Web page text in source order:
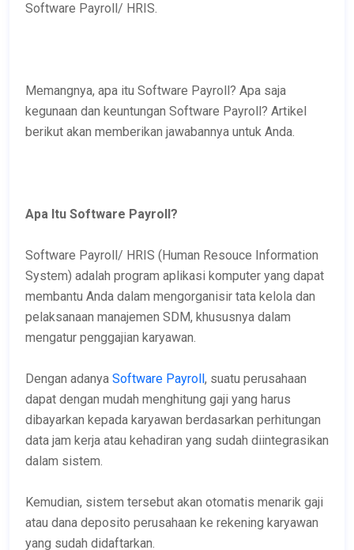
Software Payroll/ HRIS.
Memangnya, apa itu Software Payroll? Apa saja
kegunaan dan keuntungan Software Payroll? Artikel
berikut akan memberikan jawabannya untuk Anda.
Apa Itu Software Payroll?
Software Payroll/ HRIS (Human Resouce Information
System) adalah program aplikasi komputer yang dapat
membantu Anda dalam mengorganisir tata kelola dan
pelaksanaan manajemen SDM, khususnya dalam
mengatur penggajian karyawan.
Dengan adanya Software Payroll , suatu perusahaan
dapat dengan mudah menghitung gaji yang harus
dibayarkan kepada karyawan berdasarkan perhitungan
data jam kerja atau kehadiran yang sudah diintegrasikan
dalam sistem.
Kemudian, sistem tersebut akan otomatis menarik gaji
atau dana deposito perusahaan ke rekening karyawan
yang sudah didaftarkan.